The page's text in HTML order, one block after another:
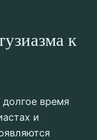
к
время
и